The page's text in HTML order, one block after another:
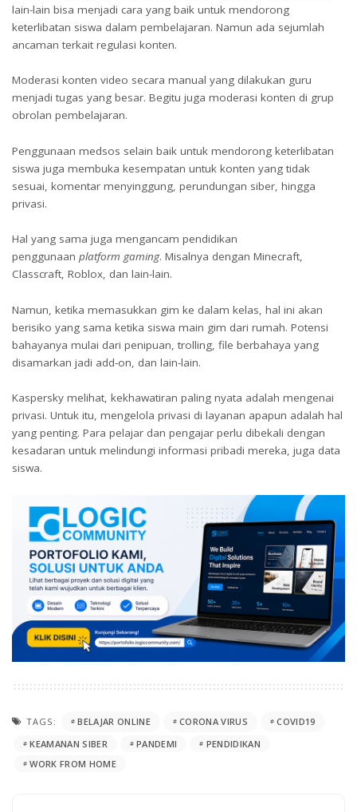
lain-lain bisa menjadi cara yang baik untuk mendorong
keterlibatan siswa dalam pembelajaran. Namun ada sejumlah
ancaman terkait regulasi konten.
Moderasi konten video secara manual yang dilakukan guru
menjadi tugas yang besar. Begitu juga moderasi konten di grup
obrolan pembelajaran.
Penggunaan medsos selain baik untuk mendorong keterlibatan
siswa juga membuka kesempatan untuk konten yang tidak
sesuai, komentar menyinggung, perundungan siber, hingga
privasi.
Hal yang sama juga mengancam pendidikan
penggunaan platform gaming. Misalnya dengan Minecraft,
Classcraft, Roblox, dan lain-lain.
Namun, ketika memasukkan gim ke dalam kelas, hal ini akan
berisiko yang sama ketika siswa main gim dari rumah. Potensi
bahayanya mulai dari penipuan, trolling, file berbahaya yang
disamarkan jadi add-on, dan lain-lain.
Kaspersky melihat, kekhawatiran paling nyata adalah mengenai
privasi. Untuk itu, mengelola privasi di layanan apapun adalah hal
yang penting. Para pelajar dan pengajar perlu dibekali dengan
kesadaran untuk melindungi informasi pribadi mereka, juga data
siswa.
TAGS: BELAJAR ONLINE CORONA VIRUS
COVID19
KEAMANAN SIBER
PANDEMI
PENDIDIKAN
WORK FROM HOME